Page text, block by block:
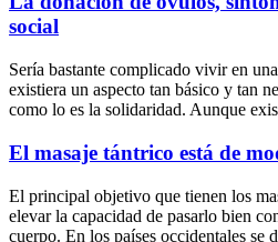
social
Sería bastante complicado vivir en
existiera un aspecto tan básico y tan
como lo es la solidaridad. Aunque
El masaje tántrico está de
El principal objetivo que tienen los
elevar la capacidad de pasarlo bien
cuerpo. En los países occidentales se